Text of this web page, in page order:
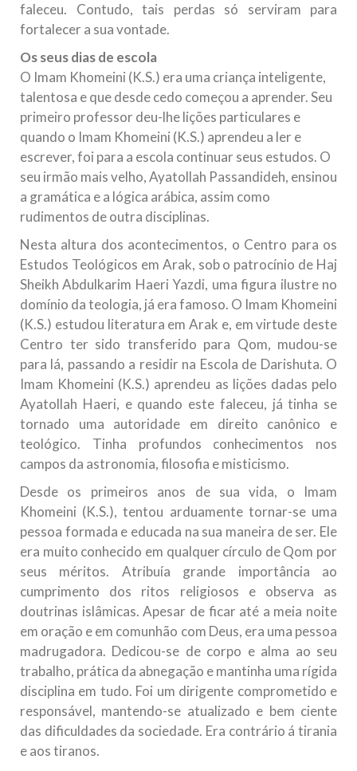
faleceu. Contudo, tais perdas só serviram para
fortalecer a sua vontade.
Os seus dias de escola
O Imam Khomeini (K.S.) era uma criança inteligente,
talentosa e que desde cedo começou a aprender. Seu
primeiro professor deu-lhe lições particulares e
quando o Imam Khomeini (K.S.) aprendeu a ler e
escrever, foi para a escola continuar seus estudos. O
seu irmão mais velho, Ayatollah Passandideh, ensinou
a gramática e a lógica arábica, assim como
rudimentos de outra disciplinas.
Nesta altura dos acontecimentos, o Centro para os
Estudos Teológicos em Arak, sob o patrocínio de Haj
Sheikh Abdulkarim Haeri Yazdi, uma figura ilustre no
domínio da teologia, já era famoso. O Imam Khomeini
(K.S.) estudou literatura em Arak e, em virtude deste
Centro ter sido transferido para Qom, mudou-se
para lá, passando a residir na Escola de Darishuta. O
Imam Khomeini (K.S.) aprendeu as lições dadas pelo
Ayatollah Haeri, e quando este faleceu, já tinha se
tornado uma autoridade em direito canônico e
teológico. Tinha profundos conhecimentos nos
campos da astronomia, filosofia e misticismo.
Desde os primeiros anos de sua vida, o Imam
Khomeini (K.S.), tentou arduamente tornar-se uma
pessoa formada e educada na sua maneira de ser. Ele
era muito conhecido em qualquer círculo de Qom por
seus méritos. Atribuía grande importância ao
cumprimento dos ritos religiosos e observa as
doutrinas islâmicas. Apesar de ficar até a meia noite
em oração e em comunhão com Deus, era uma pessoa
madrugadora. Dedicou-se de corpo e alma ao seu
trabalho, prática da abnegação e mantinha uma rígida
disciplina em tudo. Foi um dirigente comprometido e
responsável, mantendo-se atualizado e bem ciente
das dificuldades da sociedade. Era contrário á tirania
e aos tiranos.